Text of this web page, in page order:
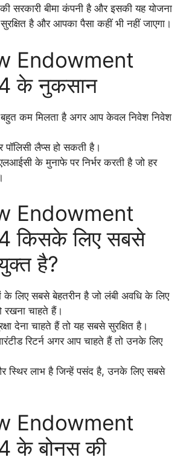
सरकारी बीमा कंपनी है और इसकी यह योजना
है और आपका पैसा कहीं भी नहीं जाएगा।
Endowment
के नुकसान
बहुत कम मिलता है अगर आप केवल निवेश निवेश
पॉलिसी लैप्स हो सकती है।
के मुनाफे पर निर्भर करती है जो हर
Endowment
किसके लिए सबसे
है?
के लिए सबसे बेहतरीन है जो लंबी अवधि के लिए
रखना चाहते हैं।
देना चाहते हैं तो यह सबसे सुरक्षित है।
रिटर्न अगर आप चाहते हैं तो उनके लिए
स्थिर लाभ है जिन्हें पसंद है, उनके लिए सबसे
Endowment
के बोनस की